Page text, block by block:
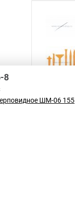
8
ШМ-06 155